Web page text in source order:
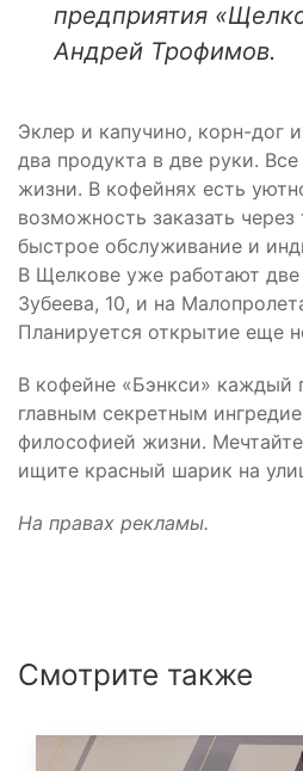
предприятия
Андрей Трофимов.
Эклер и капучино, корн-дог
два продукта в две руки.
жизни. В кофейнях есть
возможность заказать
быстрое обслуживание и
В Щелкове уже работают две
Зубеева, 10, и на
Планируется открытие еще
В кофейне «Бэнкси» каждый
главным секретным
философией жизни.
ищите красный шарик на
На правах рекламы.
Смотрите также